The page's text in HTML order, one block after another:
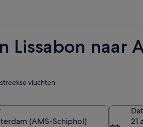
Lissabon naar
vluchten
21